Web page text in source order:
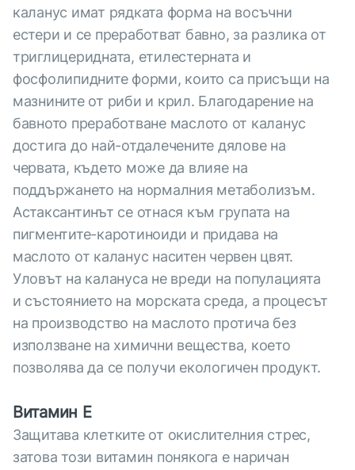
каланус имат рядката форма на восъчни
естери и се преработват бавно, за разлика от
триглицеридната, етилестерната и
фосфолипидните форми, които са присъщи на
мазнините от риби и крил. Благодарение на
бавното преработване маслото от каланус
достига до най-отдалечените дялове на
червата, където може да влияе на
поддържането на нормалния метаболизъм.
Астаксантинът се отнася към групата на
пигментите-каротиноиди и придава на
маслото от каланус наситен червен цвят.
Уловът на калануса не вреди на популацията
и състоянието на морската среда, а процесът
на производство на маслото протича без
използване на химични вещества, което
позволява да се получи екологичен продукт.
Витамин Е
Защитава клетките от окислителния стрес,
затова този витамин понякога е наричан